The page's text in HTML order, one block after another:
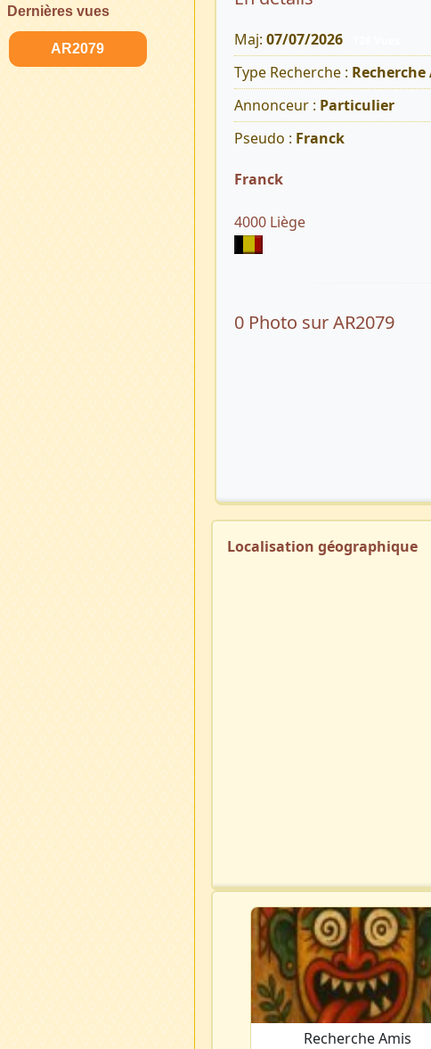
Dernières vues
AR2079 Maj: 07/07/2026
Type Recherche : Recherche
Annonceur : Particulier
Pseudo : Franck
Franck
4000 Liège
0 Photo sur AR2079
Localisation géographique
Recherche Amis